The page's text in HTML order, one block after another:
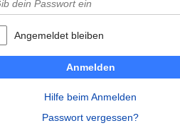
Angemeldet bleiben
Anmelden
Hilfe beim Anmelden
Passwort vergessen?